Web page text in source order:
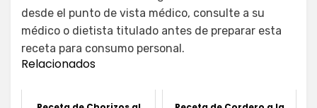
desde el punto de vista médico, consulte a su
médico o dietista titulado antes de preparar esta
receta para consumo personal.
Relacionados